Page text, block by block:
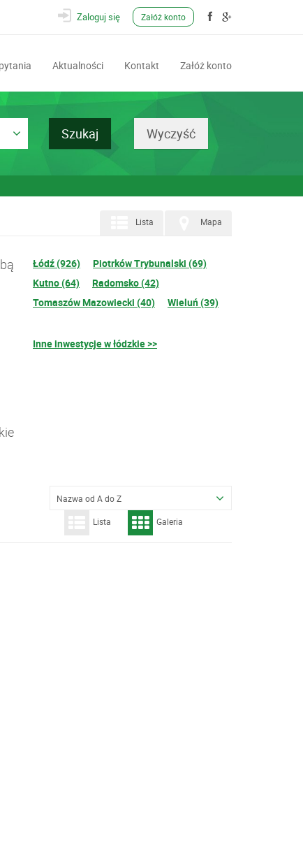
Zaloguj się Załóż konto
Aktualności Kontakt Załóż konto
Mapa
Lista
Łódź (926)
Piotrków Trybunalski (69)
Kutno (64)
Radomsko (42)
Tomaszów Mazowiecki (40)
Wieluń (39)
Inne inwestycje w łódzkie >>
Nazwa od A do Z
Lista Galeria